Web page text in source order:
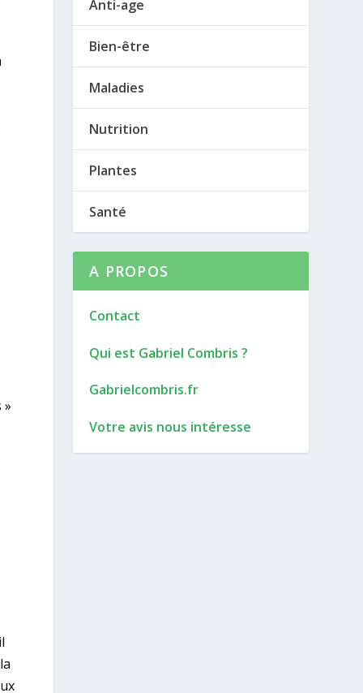
»
Anti-age
Bien-être
Maladies
Nutrition
Plantes
Santé
A PROPOS
Contact
Qui est Gabriel Combris ?
Gabrielcombris.fr
Votre avis nous intéresse